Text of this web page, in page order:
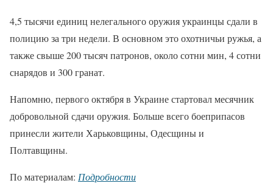
4,5 тысячи единиц нелегального оружия украинцы сдали в
полицию за три недели. В основном это охотничьи ружья, а
также свыше 200 тысяч патронов, около сотни мин, 4 сотни
снарядов и 300 гранат.
Напомню, первого октября в Украине стартовал месячник
добровольной сдачи оружия. Больше всего боеприпасов
принесли жители Харьковщины, Одесщины и
Полтавщины.
По материалам: Подробности